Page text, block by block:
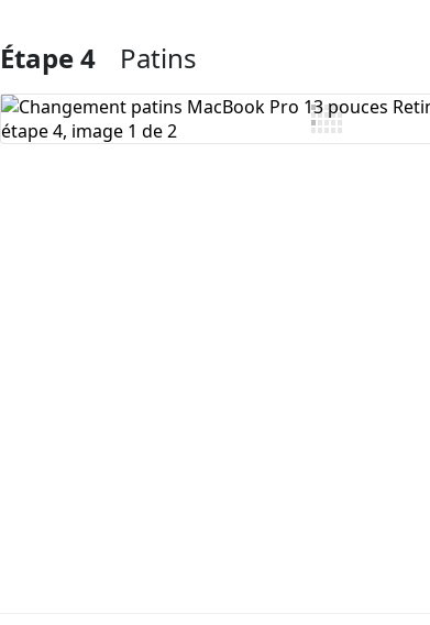
Ajouter un commentaire
Étape 4 Patins